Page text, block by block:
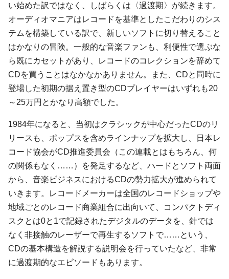
い始めた訳ではなく、しばらくは〈過渡期〉が続きます。
オーディオマニアはレコードを基準としたこだわりのシス
テムを構築している訳で、新しいソフトに切り替えること
はかなりの冒険。一般的な音楽ファンも、利便性で選ぶな
ら既にカセットがあり、レコードのコレクションを辞めて
CDを買うことはなかなかありません。また、CDと同時に
登場した初期の据え置き型のCDプレイヤーはいずれも20
～25万円とかなり高額でした。
1984年になると、当初はクラシックが中心だったCDのリ
リースも、ポップスを含めラインナップを拡大し、日本レ
コード協会がCD推進委員会（この連載とはもちろん、何
の関係もなく……）を発足するなど、ハードとソフト両面
から、音楽ビジネスにおけるCDの勢力拡大が進められて
いきます。レコードメーカーは全国のレコードショップや
地域ごとのレコード商業組合に出向いて、コンパクトディ
スクとは0と1で記録されたデジタルのデータを、針では
なく非接触のレーザーで再生するソフトで……という、
CDの基本構造を解説する説明会を行っていたなど、非常
に過渡期的なエピソードもあります。